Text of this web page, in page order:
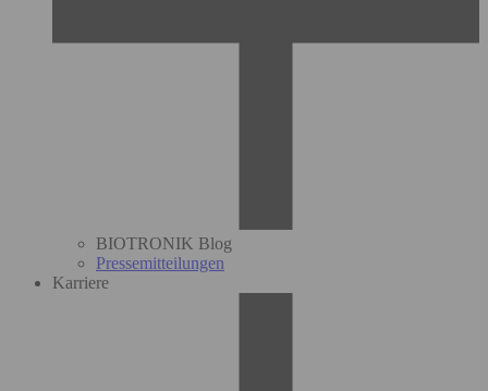
BIOTRONIK Blog
Pressemitteilungen
Karriere